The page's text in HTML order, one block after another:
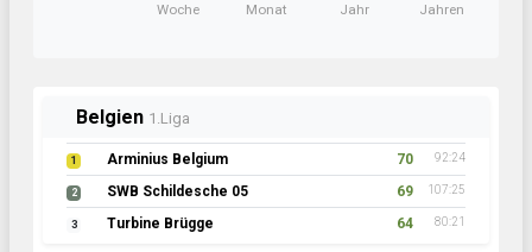
Woche
Monat
Jahr
Jahren
Belgien 1.Liga
1 Arminius Belgium 70 92:24
2 SWB Schildesche 05 69 107:25
3 Turbine Brügge 64 80:21